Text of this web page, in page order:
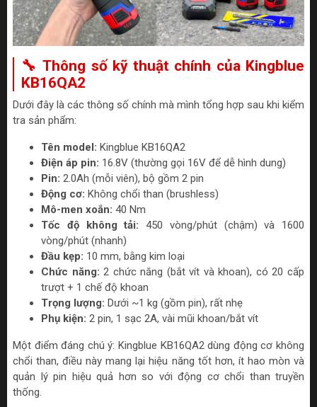
🔧 Thông số kỹ thuật chính của Kingblue
KB16QA2
Dưới đây là các thông số chính mà mình tổng hợp sau khi kiểm
tra sản phẩm:
Tên model: Kingblue KB16QA2
Điện áp pin: 16.8V (thường gọi 16V để dễ hình dung)
Pin: 2.0Ah (mỗi viên), bộ gồm 2 pin
Động cơ: Không chổi than (brushless)
Mô-men xoắn: 40 Nm
Tốc độ không tải: 450 vòng/phút (chậm) và 1600
vòng/phút (nhanh)
Đầu kẹp: 10 mm, bằng kim loại
Chức năng: 2 chức năng (bắt vít và khoan), có 20 cấp
trượt + 1 chế độ khoan
Trọng lượng: Dưới ~1 kg (gồm pin), rất nhẹ
Phụ kiện: 2 pin, 1 sạc 2A, vài mũi khoan/bắt vít
Một điểm đáng chú ý: Kingblue KB16QA2 dùng động cơ không
chổi than, điều này mang lại hiệu năng tốt hơn, ít hao mòn và
quản lý pin hiệu quả hơn so với động cơ chổi than truyền
thống.